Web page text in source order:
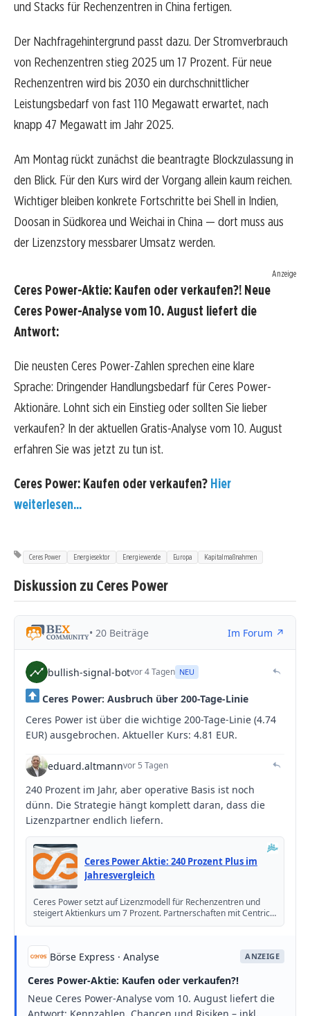
und Stacks für Rechenzentren in China fertigen.
Der Nachfragehintergrund passt dazu. Der Stromverbrauch
von Rechenzentren stieg 2025 um 17 Prozent. Für neue
Rechenzentren wird bis 2030 ein durchschnittlicher
Leistungsbedarf von fast 110 Megawatt erwartet, nach
knapp 47 Megawatt im Jahr 2025.
Am Montag rückt zunächst die beantragte Blockzulassung in
den Blick. Für den Kurs wird der Vorgang allein kaum reichen.
Wichtiger bleiben konkrete Fortschritte bei Shell in Indien,
Doosan in Südkorea und Weichai in China — dort muss aus
der Lizenzstory messbarer Umsatz werden.
Anzeige
Ceres Power-Aktie: Kaufen oder verkaufen?! Neue
Ceres Power-Analyse vom 10. August liefert die
Antwort:
Die neusten Ceres Power-Zahlen sprechen eine klare
Sprache: Dringender Handlungsbedarf für Ceres Power-
Aktionäre. Lohnt sich ein Einstieg oder sollten Sie lieber
verkaufen? In der aktuellen Gratis-Analyse vom 10. August
erfahren Sie was jetzt zu tun ist.
Ceres Power: Kaufen oder verkaufen? Hier
weiterlesen...
Ceres Power Energiesektor Energiewende Europa Kapitalmaßnahmen
Diskussion zu Ceres Power